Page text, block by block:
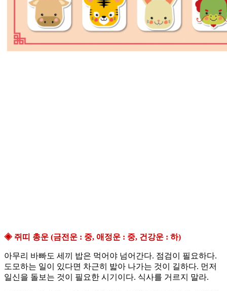
◈ 쥐띠 총운 (금전운 : 중, 애정운 : 중, 건강운 : 하)
아무리 바빠도 세끼 밥은 먹어야 넘어간다. 점검이 필요하다.
도모하는 일이 있다면 차근히 밟아 나가는 것이 길하다. 먼저
일신을 돌보는 것이 필요한 시기이다. 식사를 거르지 말라.